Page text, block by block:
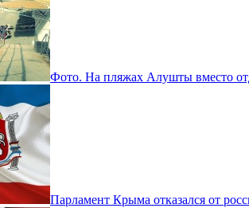
Фото. На пляжах Алушты
Парламент Крыма отказался от